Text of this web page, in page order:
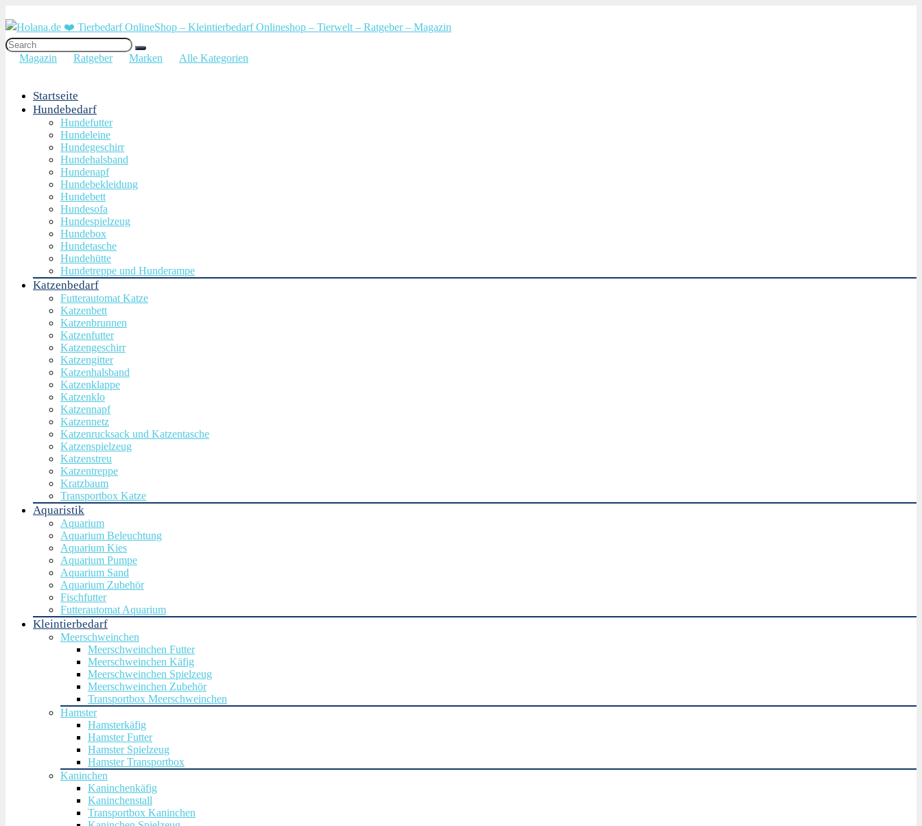
Magazin Ratgeber Marken Alle Kategorien
Startseite
Hundebedarf
Hundefutter
Hundeleine
Hundegeschirr
Hundehalsband
Hundenapf
Hundebekleidung
Hundebett
Hundesofa
Hundespielzeug
Hundebox
Hundetasche
Hundehütte
Hundetreppe und Hunderampe
Katzenbedarf
Futterautomat Katze
Katzenbett
Katzenbrunnen
Katzenfutter
Katzengeschirr
Katzengitter
Katzenhalsband
Katzenklappe
Katzenklo
Katzennapf
Katzennetz
Katzenrucksack und Katzentasche
Katzenspielzeug
Katzenstreu
Katzentreppe
Kratzbaum
Transportbox Katze
Aquaristik
Aquarium
Aquarium Beleuchtung
Aquarium Kies
Aquarium Pumpe
Aquarium Sand
Aquarium Zubehör
Fischfutter
Futterautomat Aquarium
Kleintierbedarf
Meerschweinchen
Meerschweinchen Futter
Meerschweinchen Käfig
Meerschweinchen Spielzeug
Meerschweinchen Zubehör
Transportbox Meerschweinchen
Hamster
Hamsterkäfig
Hamster Futter
Hamster Spielzeug
Hamster Transportbox
Kaninchen
Kaninchenkäfig
Kaninchenstall
Transportbox Kaninchen